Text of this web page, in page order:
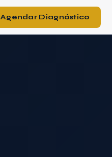
Agendar Diagnóstico